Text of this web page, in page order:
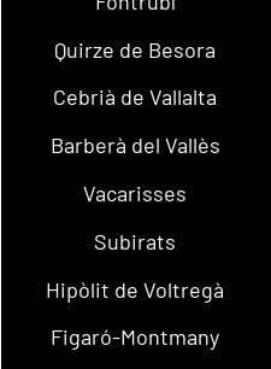
Quirze de Besora
Cebrià de Vallalta
Barberà del Vallès
Vacarisses
Subirats
Hipòlit de Voltregà
Figaró-Montmany